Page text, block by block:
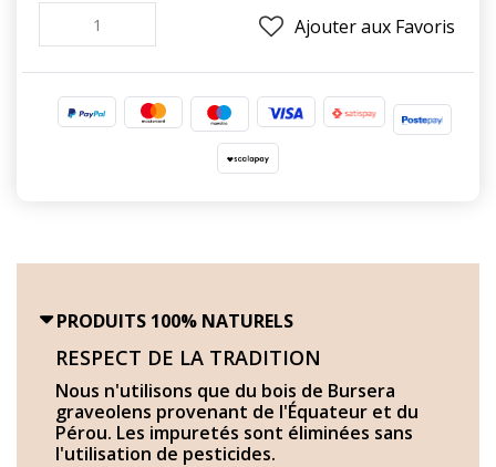
Ajouter aux Favoris
PRODUITS 100% NATURELS
RESPECT DE LA TRADITION
Nous n'utilisons que du bois de Bursera
graveolens provenant de l'Équateur et du
Pérou. Les impuretés sont éliminées sans
l'utilisation de pesticides.